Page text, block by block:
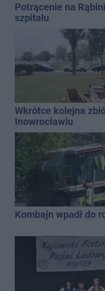
Potrącenie na
szpitalu
Wkrótce kolejna
Inowrocławiu
Kombajn wpadł do